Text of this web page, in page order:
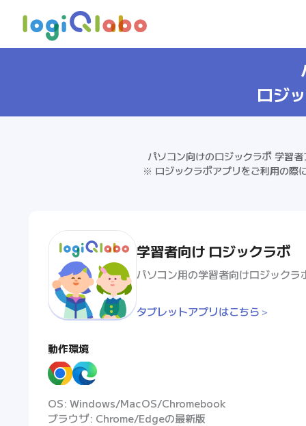
ロジ
パソコン向けのロジックラボ 学習
※ ロジックラボアプリをご利用の際
学習者向け ロジックラボ
パソコン用の学習者向けロジックラ
タブレットアプリはこちら＞
動作環境
OS: Windows/MacOS/Chromebook
ブラウザ: Chrome/Edgeの最新版